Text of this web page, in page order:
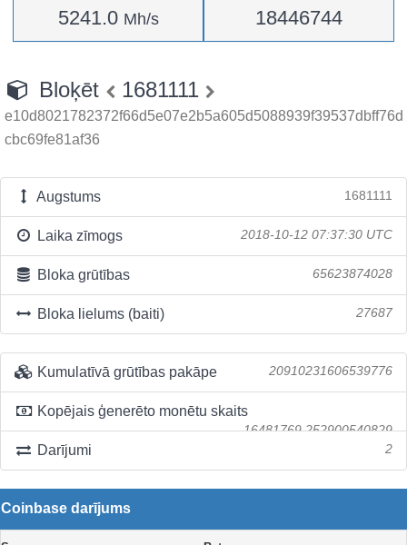
5241.0 Mh/s 18446744
Bloķēt 1681111
e10d8021782372f66d5e07e2b5a605d5088939f39537dbff76d
cbc69fe81af36
Augstums 1681111
Laika zīmogs 2018-10-12 07:37:30 UTC
Bloka grūtības 65623874028
Bloka lielums (baiti) 27687
Kumulatīvā grūtības pakāpe 20910231606539776
Kopējais ģenerēto monētu skaits
16481769.252900540829
Darījumi 2
Coinbase darījums